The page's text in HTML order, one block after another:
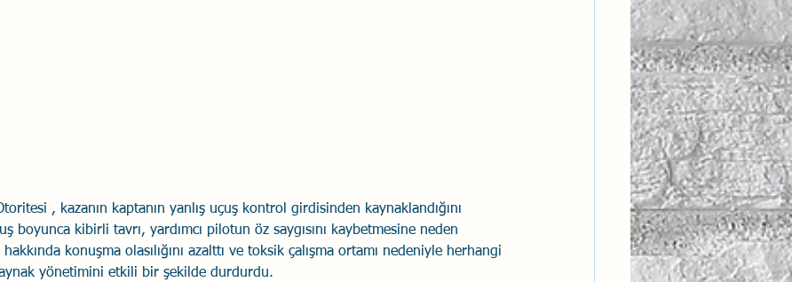
, kazanın kaptanın yanlış uçuş kontrol girdisinden kaynaklandığını
boyunca kibirli tavrı, yardımcı pilotun öz saygısını kaybetmesine neden
konuşma olasılığını azalttı ve toksik çalışma ortamı nedeniyle herhangi
yönetimini etkili bir şekilde durdurdu.